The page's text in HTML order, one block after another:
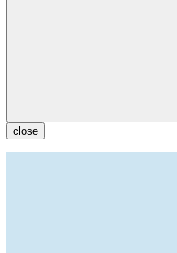
close